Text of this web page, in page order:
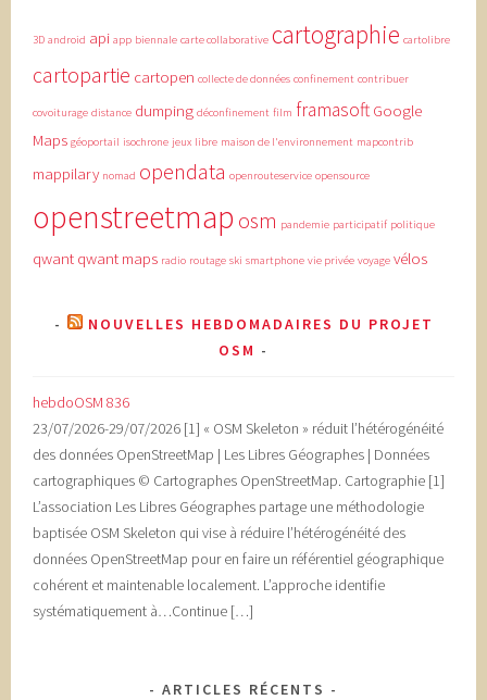
3D android api app biennale carte collaborative cartographie cartolibre
cartopartie cartopen collecte de données confinement contribuer
covoiturage distance dumping déconfinement film framasoftGoogle
Maps géoportail isochrone jeux libre maison de l'environnement mapcontrib
mappilary nomad opendata openrouteservice opensource
openstreetmap osm pandemie participatif politique
qwant qwant maps radio routage ski smartphone vie privée voyage vélos
NOUVELLES HEBDOMADAIRES DU PROJET
OSM
hebdoOSM 836
23/07/2026-29/07/2026 [1] « OSM Skeleton » réduit l’hétérogénéité
des données OpenStreetMap | Les Libres Géographes | Données
cartographiques © Cartographes OpenStreetMap. Cartographie [1]
L’association Les Libres Géographes partage une méthodologie
baptisée OSM Skeleton qui vise à réduire l’hétérogénéité des
données OpenStreetMap pour en faire un référentiel géographique
cohérent et maintenable localement. L’approche identifie
systématiquement à…Continue […]
ARTICLES RÉCENTS